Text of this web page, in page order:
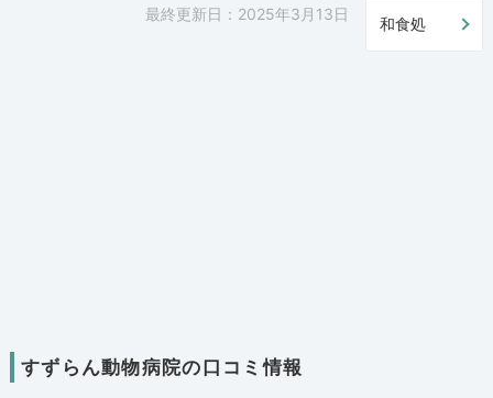
最終更新日：2025年3月13日
すずらん動物病院の口コミ情報
和食処